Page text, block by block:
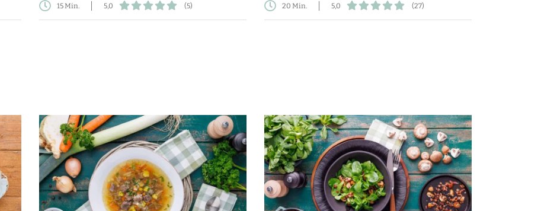
15 Min. 5,0 (5) 20 Min. 5,0 (27)